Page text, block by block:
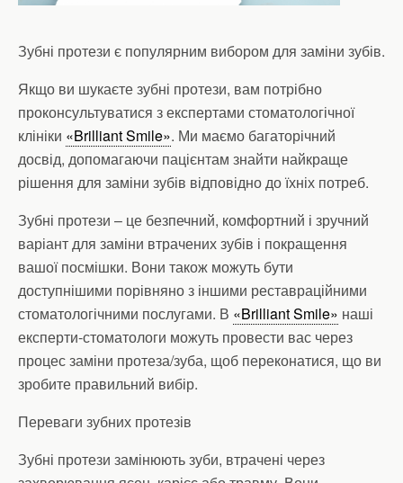
Зубні протези є популярним вибором для заміни зубів.
Якщо ви шукаєте зубні протези, вам потрібно
проконсультуватися з експертами стоматологічної
клініки «Brilliant Smile». Ми маємо багаторічний
досвід, допомагаючи пацієнтам знайти найкраще
рішення для заміни зубів відповідно до їхніх потреб.
Зубні протези – це безпечний, комфортний і зручний
варіант для заміни втрачених зубів і покращення
вашої посмішки. Вони також можуть бути
доступнішими порівняно з іншими реставраційними
стоматологічними послугами. В «Brilliant Smile» наші
експерти-стоматологи можуть провести вас через
процес заміни протеза/зуба, щоб переконатися, що ви
зробите правильний вибір.
Переваги зубних протезів
Зубні протези замінюють зуби, втрачені через